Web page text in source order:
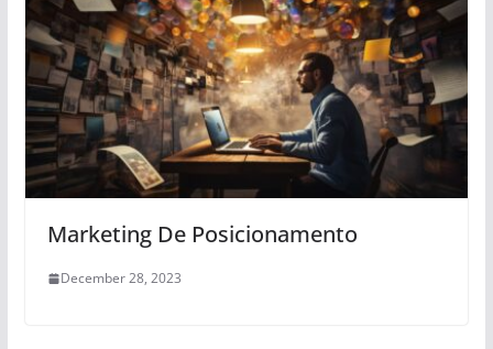
Marketing De Posicionamento
December 28, 2023